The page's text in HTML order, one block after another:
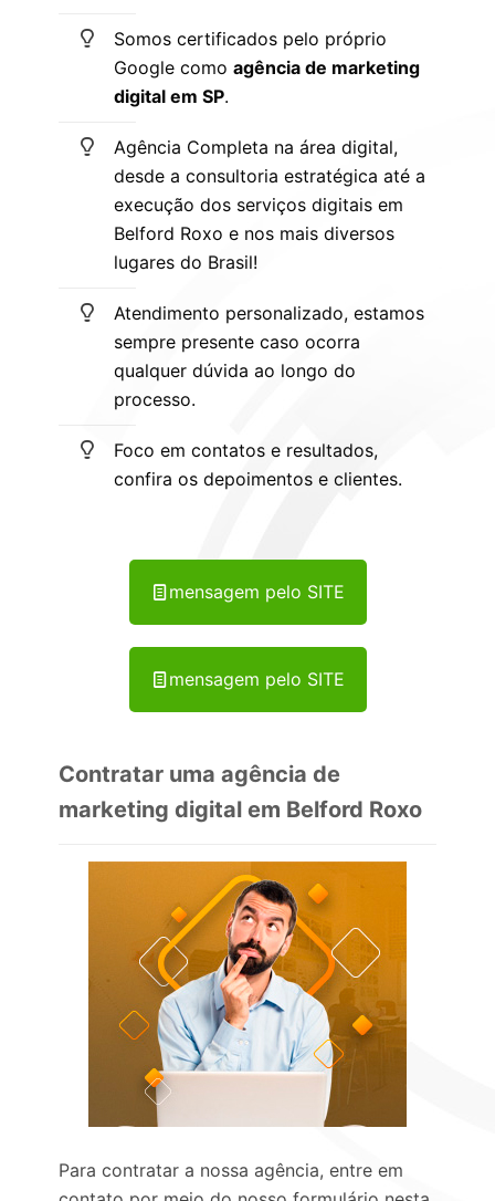
Somos certificados pelo próprio
Google como agência de marketing
digital em SP.
Agência Completa na área digital,
desde a consultoria estratégica até a
execução dos serviços digitais em
Belford Roxo e nos mais diversos
lugares do Brasil!
Atendimento personalizado, estamos
sempre presente caso ocorra
qualquer dúvida ao longo do
processo.
Foco em contatos e resultados,
confira os depoimentos e clientes.
mensagem pelo SITE
mensagem pelo SITE
Contratar uma agência de
marketing digital em Belford Roxo
Para contratar a nossa agência, entre em